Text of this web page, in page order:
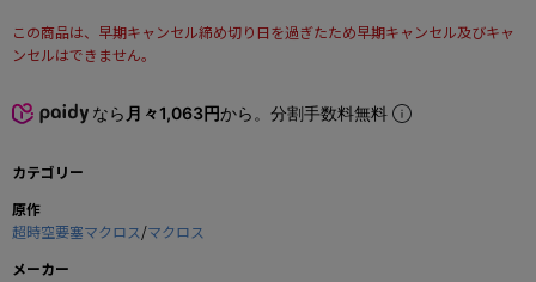
この商品は、早期キャンセル締め切り日を過ぎたため早期キャンセル及びキャ
ンセルはできません。
なら 月々1,063円から。分割手数料無料
カテゴリー
原作
超時空要塞マクロス/マクロス
メーカー